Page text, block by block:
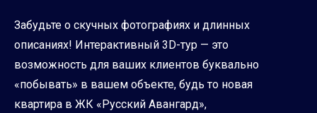
Забудьте о скучных фотографиях и длинных
описаниях! Интерактивный 3D-тур — это
возможность для ваших клиентов буквально
«побывать» в вашем объекте, будь то новая
квартира в ЖК «Русский Авангард»,